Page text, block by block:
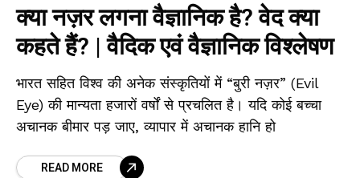
क्या नज़र लगना वैज्ञानिक है? वेद क्या
कहते हैं? | वैदिक एवं वैज्ञानिक विश्लेषण
भारत सहित विश्व की अनेक संस्कृतियों में “बुरी नज़र” (Evil
Eye) की मान्यता हजारों वर्षों से प्रचलित है। यदि कोई बच्चा
अचानक बीमार पड़ जाए, व्यापार में अचानक हानि हो
READ MORE